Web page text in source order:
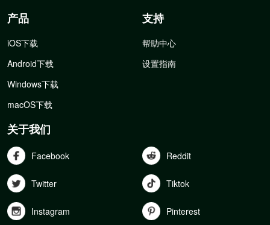
产品
iOS下载
Android下载
Windows下载
macOS下载
支持
帮助中心
设置指南
关于我们
Facebook Reddit
Twitter Tiktok
Instagram Pinterest